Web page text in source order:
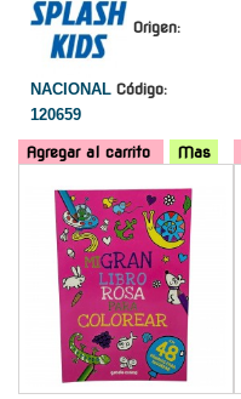
Origen:
NACIONAL Código:
120659
Agregar al carrito Mas